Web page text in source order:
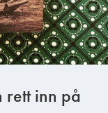
rett inn på